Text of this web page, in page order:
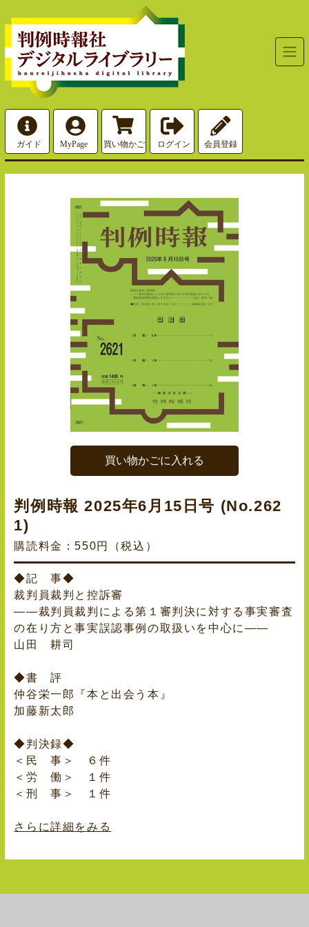
買い物かごに入れる
判例時報 2025年6月15日号 (No.262
1)
購読料金：550円（税込）
◆記 事◆
裁判員裁判と控訴審
――裁判員裁判による第１審判決に対する事実審査
の在り方と事実誤認事例の取扱いを中心に――
山田 耕司
◆書 評
仲谷栄一郎『本と出会う本』
加藤新太郎
◆判決録◆
＜民 事＞ ６件
＜労 働＞ １件
＜刑 事＞ １件
さらに詳細をみる